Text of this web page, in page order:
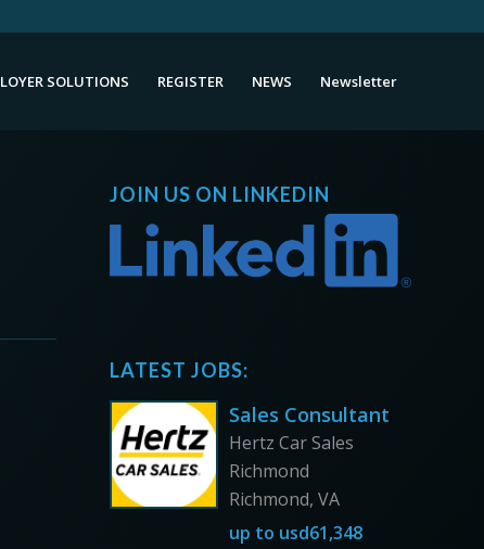
SOLUTIONS REGISTER NEWS Newsletter
JOIN US ON LINKEDIN
LATEST JOBS:
Sales Consultant
Hertz Car Sales
Richmond
Richmond, VA
up to usd61,348